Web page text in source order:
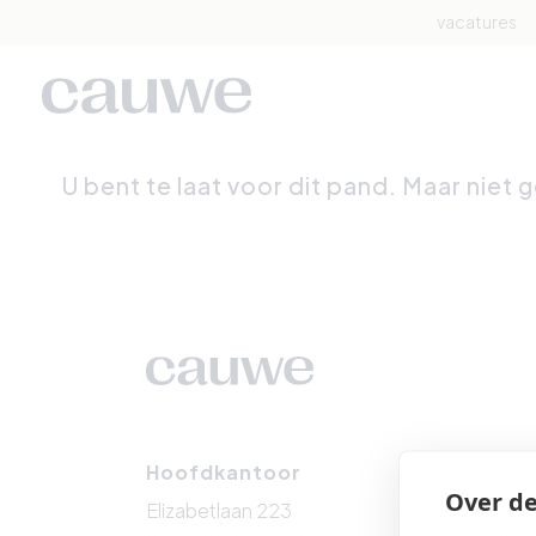
vacatures
U bent te laat voor dit pand. Maar niet
Hoofdkantoor
Elizabetlaan 223
Over